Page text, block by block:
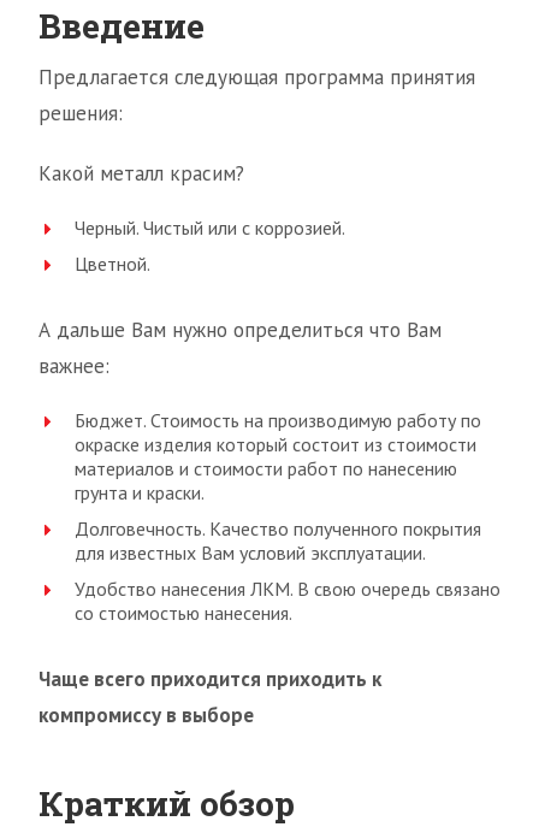
Введение
Предлагается следующая программа принятия
решения:
Какой металл красим?
Черный. Чистый или с коррозией.
Цветной.
А дальше Вам нужно определиться что Вам
важнее:
Бюджет. Стоимость на производимую работу по
окраске изделия который состоит из стоимости
материалов и стоимости работ по нанесению
грунта и краски.
Долговечность. Качество полученного покрытия
для известных Вам условий эксплуатации.
Удобство нанесения ЛКМ. В свою очередь связано
со стоимостью нанесения.
Чаще всего приходится приходить к
компромиссу в выборе
Краткий обзор